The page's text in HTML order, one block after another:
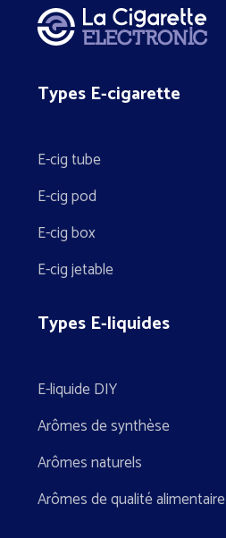
Types E-cigarette
E-cig tube
E-cig pod
E-cig box
E-cig jetable
Types E-liquides
E-liquide DIY
Arômes de synthèse
Arômes naturels
Arômes de qualité alimentaire